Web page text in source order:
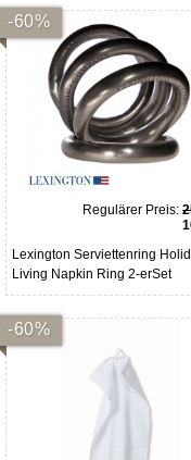
-60%
Regulärer Preis:
Lexington Serviettenring
Living Napkin Ring 2-erSet
-60%